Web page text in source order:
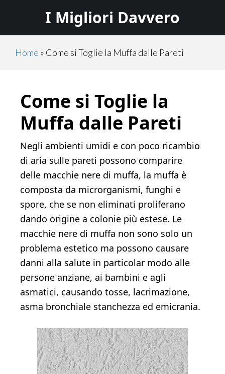
main
content
primary
sidebar
I Migliori Davvero
Home » Come si Toglie la Muffa dalle Pareti
Come si Toglie la
Muffa dalle Pareti
Negli ambienti umidi e con poco ricambio
di aria sulle pareti possono comparire
delle macchie nere di muffa, la muffa è
composta da microrganismi, funghi e
spore, che se non eliminati proliferano
dando origine a colonie più estese. Le
macchie nere di muffa non sono solo un
problema estetico ma possono causare
danni alla salute in particolar modo alle
persone anziane, ai bambini e agli
asmatici, causando tosse, lacrimazione,
asma bronchiale stanchezza ed emicrania.